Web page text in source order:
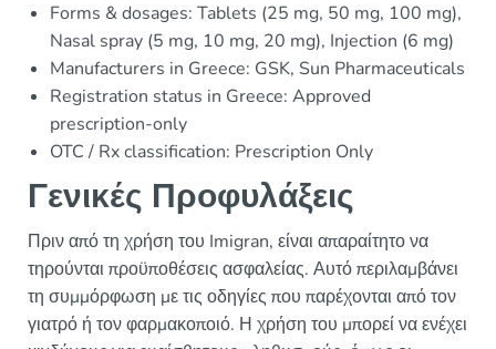
Forms & dosages: Tablets (25 mg, 50 mg, 100 mg),
Nasal spray (5 mg, 10 mg, 20 mg), Injection (6 mg)
Manufacturers in Greece: GSK, Sun Pharmaceuticals
Registration status in Greece: Approved
prescription-only
OTC / Rx classification: Prescription Only
Γενικές Προφυλάξεις
Πριν από τη χρήση του Imigran, είναι απαραίτητο να
τηρούνται προϋποθέσεις ασφαλείας. Αυτό περιλαμβάνει
τη συμμόρφωση με τις οδηγίες που παρέχονται από τον
γιατρό ή τον φαρμακοποιό. Η χρήση του μπορεί να ενέχει